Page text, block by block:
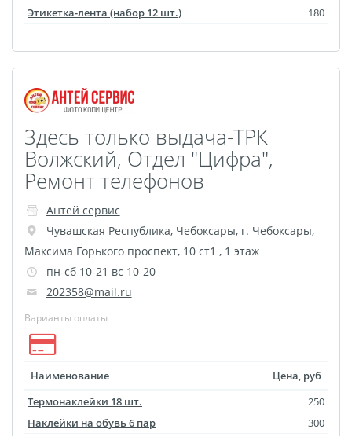
Этикетка-лента (набор 12 шт.)
180
Здесь только выдача-ТРК
Волжский, Отдел "Цифра",
Ремонт телефонов
Антей сервис
Чувашская Республика, Чебоксары, г. Чебоксары,
Максима Горького проспект, 10 ст1 , 1 этаж
пн-сб 10-21 вс 10-20
202358@mail.ru
Варианты оплаты
Наименование
Цена, руб
Термонаклейки 18 шт.
250
Наклейки на обувь 6 пар
300